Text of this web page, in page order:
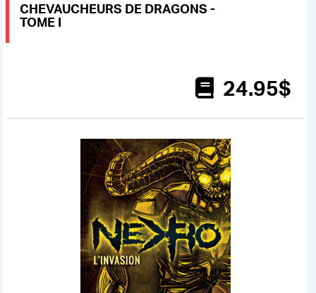
CHEVAUCHEURS DE DRAGONS -
TOME I
24.95$